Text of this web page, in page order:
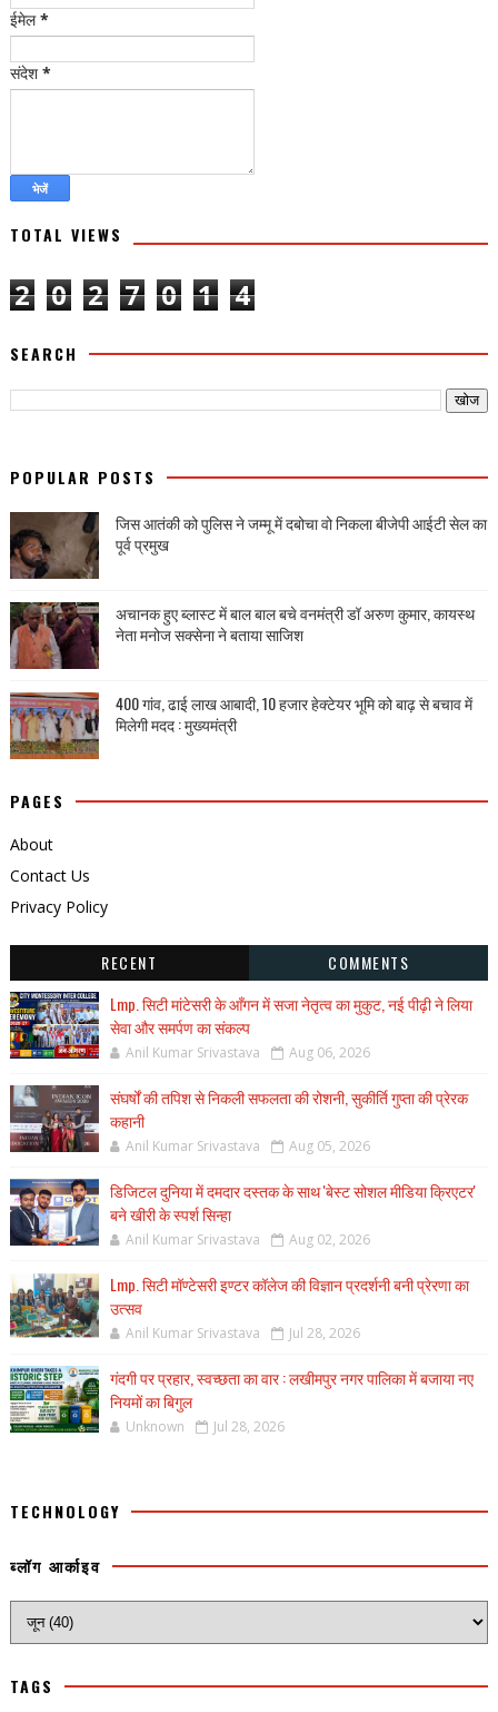
ईमेल*
संदेश *
TOTAL VIEWS
2 0 2 7 0 1 4
SEARCH
POPULAR POSTS
जिस आतंकी को पुलिस ने जम्मू में दबोचा वो निकला बीजेपी आईटी सेल का
पूर्व प्रमुख
अचानक हुए ब्लास्ट में बाल बाल बचे वनमंत्री डॉ अरुण कुमार, कायस्थ
नेता मनोज सक्सेना ने बताया साजिश
400 गांव, ढाई लाख आबादी, 10 हजार हेक्टेयर भूमि को बाढ़ से बचाव में
मिलेगी मदद : मुख्यमंत्री
PAGES
About
Contact Us
Privacy Policy
RECENT
COMMENTS
Lmp. सिटी मांटेसरी के आँगन में सजा नेतृत्व का मुकुट, नई पीढ़ी ने लिया
सेवा और समर्पण का संकल्प
Anil Kumar Srivastava Aug 06, 2026
संघर्षों की तपिश से निकली सफलता की रोशनी, सुकीर्ति गुप्ता की प्रेरक
कहानी
Anil Kumar Srivastava Aug 05, 2026
डिजिटल दुनिया में दमदार दस्तक के साथ 'बेस्ट सोशल मीडिया क्रिएटर'
बने खीरी के स्पर्श सिन्हा
Anil Kumar Srivastava Aug 02, 2026
Lmp. सिटी मॉण्टेसरी इण्टर कॉलेज की विज्ञान प्रदर्शनी बनी प्रेरणा का
उत्सव
Anil Kumar Srivastava Jul 28, 2026
गंदगी पर प्रहार, स्वच्छता का वार : लखीमपुर नगर पालिका में बजाया नए
नियमों का बिगुल
Unknown Jul 28, 2026
TECHNOLOGY
ब्लॉग आर्काइव
TAGS